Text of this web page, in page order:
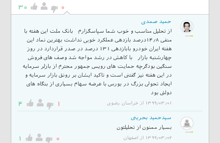
0
30
حمید صمدی
از تحلیل مناسب و خوب شما سپاسگزارم بانک ملت این هفته با
منفی 14/8درصد بازدهی عملکرد خوبی نداشت بهترین نماد این
هفته ایران خودرو بابازدهی 131 درصد در صدر قراردارد در روز
چهارشنبه بازار با کاهش در رشد مواجه شد وصف های فروش
سنگین بودگرچه حمایت های رویس جمهور محترم از بازلر سرمایه
در این هفته نیز گفتنی است و تاکید ایشان بر رونق بازار سرمایه و
ایجاد تحولی بزرگ در بورس با عرضه سهام بسیاری از بنگاه های
دولتی بود
1399/03/01 از خراسان رضوی 1
4
سیدحمید بحرینی
بسیار ممنون از تحلیلتون
1399/03/02 از اصفهان 0
1